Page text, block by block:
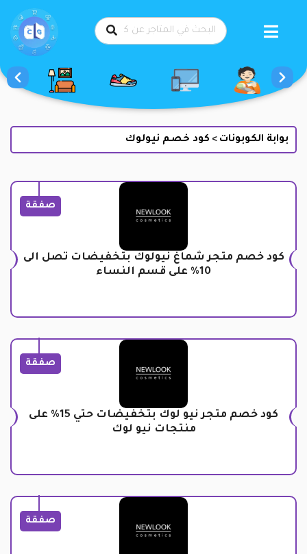
بوابة الكوبونات > كود خصم نيولوك
صفقة
كود خصم متجر شماغ نيولوك بتخفيضات تصل الى
10% على قسم النساء
صفقة
كود خصم متجر نيو لوك بتخفيضات حتي 15% على
منتجات نيو لوك
صفقة